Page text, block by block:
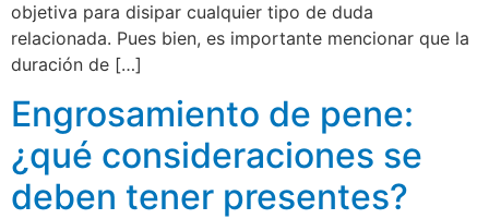
objetiva para disipar cualquier tipo de duda
relacionada. Pues bien, es importante mencionar que la
duración de […]
Engrosamiento de pene:
¿qué consideraciones se
deben tener presentes?